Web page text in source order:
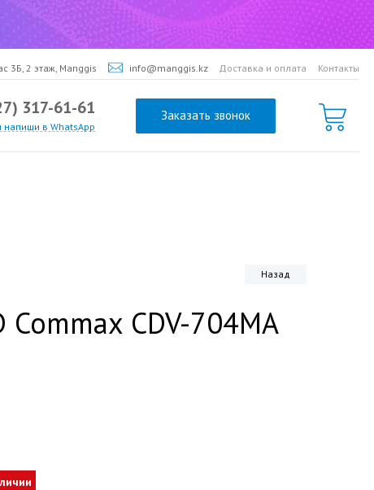
3Б, 2 этаж, Manggis info@manggis.kz Доставка и оплата Контакты
317-61-61
напиши в WhatsApp
Заказать звонок
Назад
CDV-704MA